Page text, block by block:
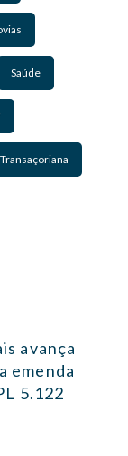
Saúde
Transaçoriana
avança
emenda
5.122